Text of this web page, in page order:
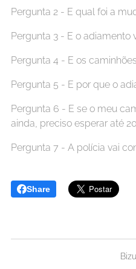
Pergunta 2 - E qual foi a
Pergunta 3 - E o adiamento
Pergunta 4 - E os
Pergunta 5 - E por que o
Pergunta 6 - E se o meu
ainda, preciso esperar até
Pergunta 7 - A polícia vai
Share